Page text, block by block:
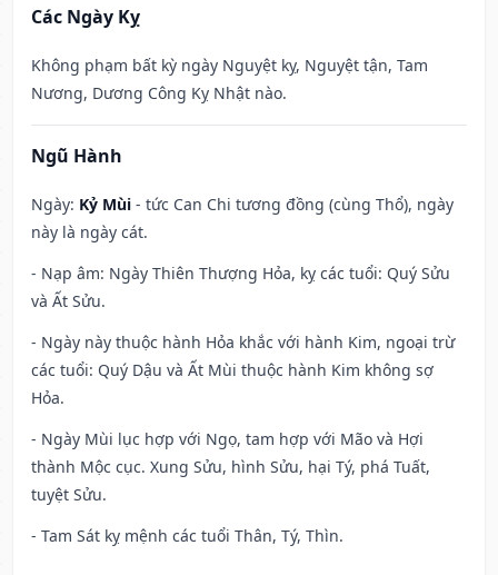
Các Ngày Kỵ
Không phạm bất kỳ ngày Nguyệt kỵ, Nguyệt tận, Tam
Nương, Dương Công Kỵ Nhật nào.
Ngũ Hành
Ngày: Kỷ Mùi - tức Can Chi tương đồng (cùng Thổ), ngày
này là ngày cát.
- Nạp âm: Ngày Thiên Thượng Hỏa, kỵ các tuổi: Quý Sửu
và Ất Sửu.
- Ngày này thuộc hành Hỏa khắc với hành Kim, ngoại trừ
các tuổi: Quý Dậu và Ất Mùi thuộc hành Kim không sợ
Hỏa.
- Ngày Mùi lục hợp với Ngọ, tam hợp với Mão và Hợi
thành Mộc cục. Xung Sửu, hình Sửu, hại Tý, phá Tuất,
tuyệt Sửu.
- Tam Sát kỵ mệnh các tuổi Thân, Tý, Thìn.